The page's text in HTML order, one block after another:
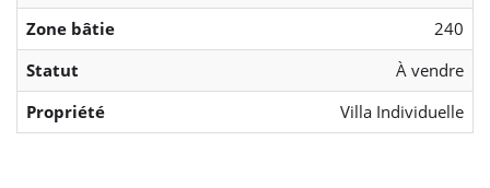
Zone bâtie
240
Statut
À vendre
Propriété
Villa Individuelle